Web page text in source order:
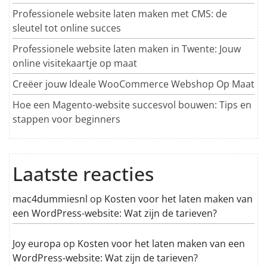
Professionele website laten maken met CMS: de
sleutel tot online succes
Professionele website laten maken in Twente: Jouw
online visitekaartje op maat
Creëer jouw Ideale WooCommerce Webshop Op Maat
Hoe een Magento-website succesvol bouwen: Tips en
stappen voor beginners
Laatste reacties
mac4dummiesnl op Kosten voor het laten maken van
een WordPress-website: Wat zijn de tarieven?
Joy europa op Kosten voor het laten maken van een
WordPress-website: Wat zijn de tarieven?